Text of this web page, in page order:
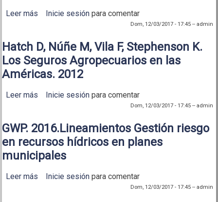
Leer más sobre Hatch D, Núñez M, Vila F. 2015. Desempeño
del mercado de seguros agropecuarios en las
Inicie sesión para comentar
Dom, 12/03/2017 - 17:45-- admin
Hatch D, Núñe M, Vila F, Stephenson K.
Los Seguros Agropecuarios en las
Américas. 2012
Leer más sobre Hatch D, Núñe M, Vila F, Stephenson K. Los
Seguros Agropecuarios en las Américas. 2012
Inicie sesión para comentar
Dom, 12/03/2017 - 17:45-- admin
GWP. 2016.Lineamientos Gestión riesgo
en recursos hídricos en planes
municipales
Leer más sobre GWP. 2016.Lineamientos Gestión riesgo en
recursos hídricos en planes municipales
Inicie sesión para comentar
Dom, 12/03/2017 - 17:45-- admin